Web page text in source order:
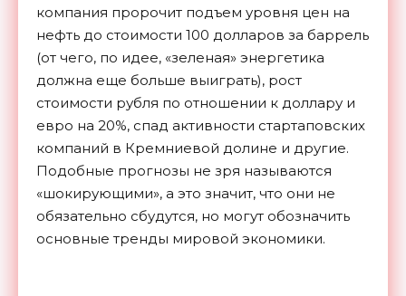
компания пророчит подъем уровня цен на
нефть до стоимости 100 долларов за баррель
(от чего, по идее, «зеленая» энергетика
должна еще больше выиграть), рост
стоимости рубля по отношении к доллару и
евро на 20%, спад активности стартаповских
компаний в Кремниевой долине и другие.
Подобные прогнозы не зря называются
«шокирующими», а это значит, что они не
обязательно сбудутся, но могут обозначить
основные тренды мировой экономики.